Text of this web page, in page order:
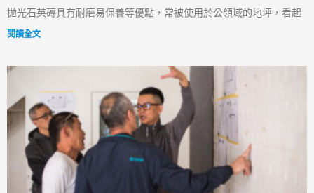
拋光石英磚具有耐磨易保養等優點，常被使用於公領域的地坪，看起
閱讀全文